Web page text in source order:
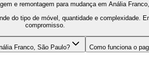
e remontagem para mudança em Anália
do tipo de móvel, quantidade e complexidade.
compromisso.
Franco, São Paulo? Como funciona o